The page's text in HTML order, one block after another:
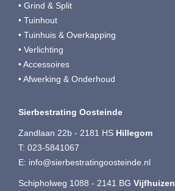
• Grind & Split
• Tuinhout
• Tuinhuis & Overkapping
• Verlichting
• Accessoires
• Afwerking & Onderhoud
Sierbestrating Oosteinde
Zandlaan 22b - 2181 HS Hillegom
T: 023-5841067
E: info@sierbestratingoosteinde.nl
Schipholweg 1088 - 2141 BG Vijfhuizen